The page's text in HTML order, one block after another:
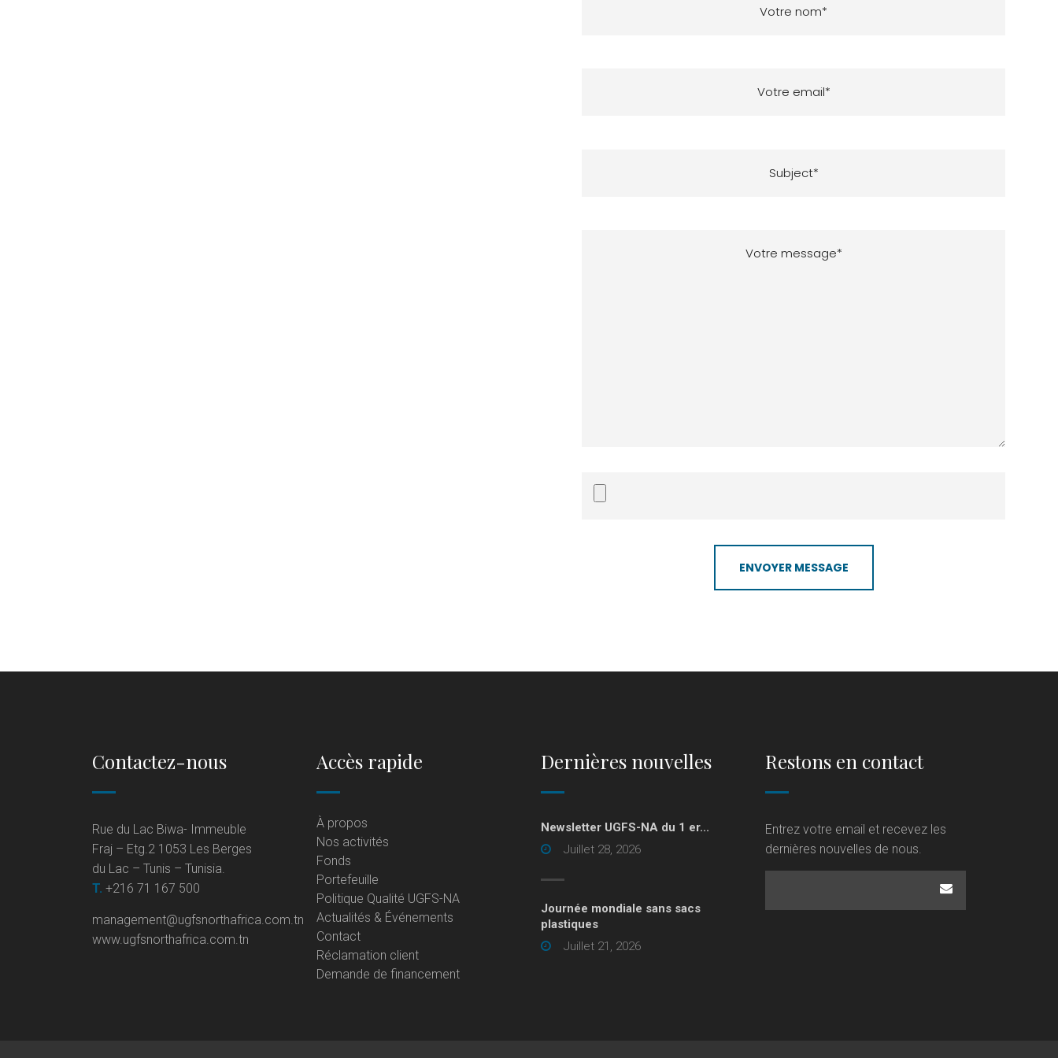
Contactez-nous
Rue du Lac Biwa- Immeuble
Fraj – Etg.2 1053 Les Berges
du Lac – Tunis – Tunisia.
T. +216 71 167 500
management@ugfsnorthafrica.com.tn
www.ugfsnorthafrica.com.tn
Accès rapide
À propos
Nos activités
Fonds
Portefeuille
Politique Qualité UGFS-NA
Actualités & Événements
Contact
Réclamation client
Demande de financement
Dernières nouvelles
Newsletter UGFS-NA du 1 er...
Juillet 28, 2026
Journée mondiale sans sacs
plastiques
Juillet 21, 2026
Restons en contact
Entrez votre email et recevez les
dernières nouvelles de nous.